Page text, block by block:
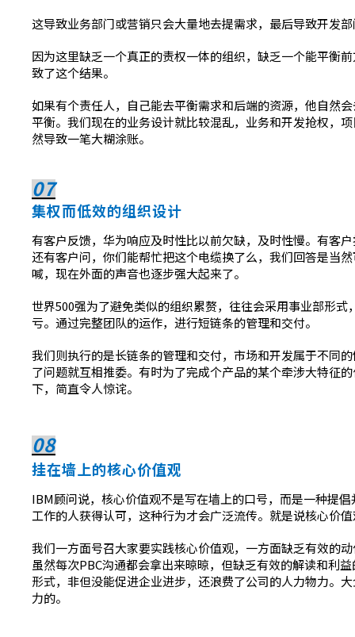
这导致业务部门或营销只会大量地去提需求，最后导致开发
因为这里缺乏一个真正的责权一体的组织，缺乏一个能平衡
致了这个结果。
如果有个责任人，自己能去平衡需求和后端的资源，他自然
平衡。我们现在的业务设计就比较混乱，业务和开发抢权，
然导致一笔大糊涂账。
07
集权而低效的组织设计
有客户反馈，华为响应及时性比以前欠缺，及时性慢。有客
还有客户问，你们能帮忙把这个电缆换了么，我们回答是当
喊，现在外面的声音也逐步强大起来了。
世界500强为了避免类似的组织累赘，往往会采用事业部形
亏。通过完整团队的运作，进行短链条的管理和交付。
我们则执行的是长链条的管理和交付，市场和开发属于不同
了问题就互相推委。有时为了完成个产品的某个牵涉大特征
下，简直令人惊诧。
08
挂在墙上的核心价值观
IBM顾问说，核心价值观不是写在墙上的口号，而是一种提
工作的人获得认可，这种行为才会广泛流传。就是说核心价
我们一方面号召大家要实践核心价值观，一方面缺乏有效的
虽然每次PBC沟通都会拿出来晾晾，但缺乏有效的解读和利
形式，非但没能促进企业进步，还浪费了公司的人力物力。
力的。